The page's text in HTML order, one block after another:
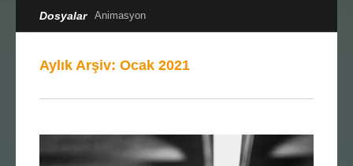
Dosyalar Animasyon
Aylık Arşiv: Ocak 2021